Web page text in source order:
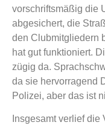
vorschriftsmäßig die
abgesichert, die
den Clubmitgliedern
hat gut funktioniert.
zügig da.
da sie hervorragend
Polizei, aber das ist
Insgesamt verlief